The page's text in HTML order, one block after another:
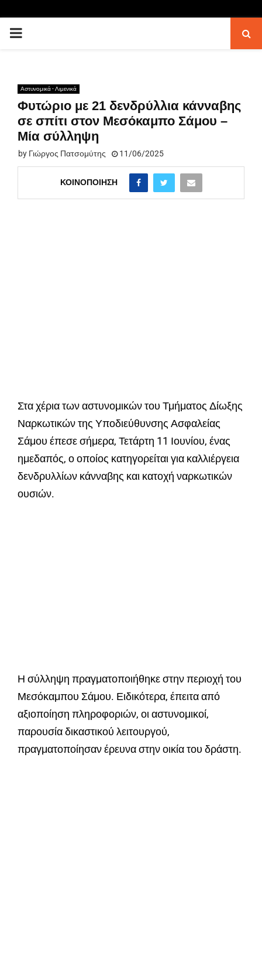
PRIMARY
Αστυνομικά - Λιμενικά
Φυτώριο με 21 δενδρύλλια κάνναβης
σε σπίτι στον Μεσόκαμπο Σάμου –
Μία σύλληψη
by Γιώργος Πατσομύτης 11/06/2025
ΚΟΙΝΟΠΟΊΗΣΗ
Στα χέρια των αστυνομικών του Τμήματος Δίωξης
Ναρκωτικών της Υποδιεύθυνσης Ασφαλείας
Σάμου έπεσε σήμερα, Τετάρτη 11 Ιουνίου, ένας
ημεδαπός, ο οποίος κατηγορείται για καλλιέργεια
δενδρυλλίων κάνναβης και κατοχή ναρκωτικών
ουσιών.
Η σύλληψη πραγματοποιήθηκε στην περιοχή του
Μεσόκαμπου Σάμου. Ειδικότερα, έπειτα από
αξιοποίηση πληροφοριών, οι αστυνομικοί,
παρουσία δικαστικού λειτουργού,
πραγματοποίησαν έρευνα στην οικία του δράστη.